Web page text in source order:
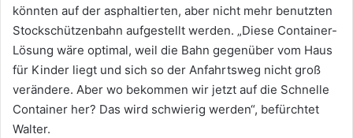
könnten auf der asphaltierten, aber nicht mehr benutzten
Stockschützenbahn aufgestellt werden. „Diese Container-
Lösung wäre optimal, weil die Bahn gegenüber vom Haus
für Kinder liegt und sich so der Anfahrtsweg nicht groß
verändere. Aber wo bekommen wir jetzt auf die Schnelle
Container her? Das wird schwierig werden“, befürchtet
Walter.